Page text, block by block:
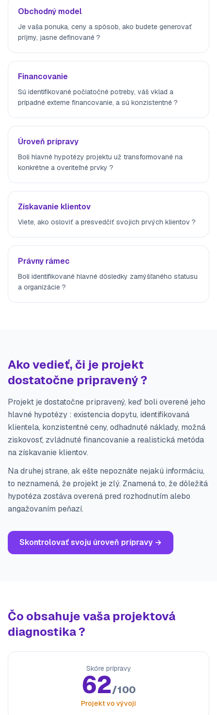
Obchodný model
Je vaša ponuka, ceny a spôsob, ako budete generovať
príjmy, jasne definované ?
Financovanie
Sú identifikované počiatočné potreby, váš vklad a
prípadné externe financovanie, a sú konzistentné ?
Úroveň prípravy
Boli hlavné hypotézy projektu už transformované na
konkrétne a overiteľné prvky ?
Získavanie klientov
Viete, ako osloviť a presvedčiť svojich prvých klientov ?
Právny rámec
Boli identifikované hlavné dôsledky zamýšľaného statusu
a organizácie ?
Ako vedieť, či je projekt
dostatočne pripravený ?
Projekt je dostatočne pripravený, keď boli overené jeho
hlavné hypotézy : existencia dopytu, identifikovaná
klientela, konzistentné ceny, odhadnuté náklady, možná
ziskovosť, zvládnuté financovanie a realistická metóda
na získavanie klientov.
Na druhej strane, ak ešte nepoznáte nejakú informáciu,
to neznamená, že projekt je zlý. Znamená to, že dôležitá
hypotéza zostáva overená pred rozhodnutím alebo
angažovaním peňazí.
Skontrolovať svoju úroveň prípravy →
Čo obsahuje vaša projektová
diagnostika ?
Skóre prípravy
62/100
Projekt vo vývoji